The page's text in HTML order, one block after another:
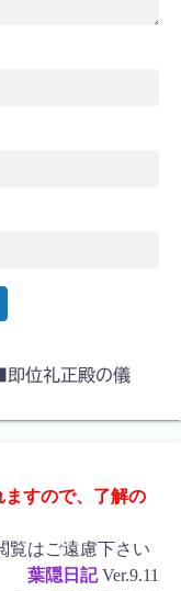
■即位礼正殿の儀
ますので、了解の
覧はご遠慮下さい
葉隠日記Ver.9.11